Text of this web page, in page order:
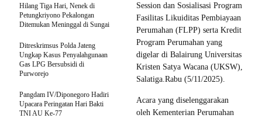
Session dan Sosialisasi Program
Fasilitas Likuiditas Pembiayaan
Perumahan (FLPP) serta Kredit
Program Perumahan yang
digelar di Balairung Universitas
Kristen Satya Wacana (UKSW),
Salatiga.Rabu (5/11/2025).
Acara yang diselenggarakan
oleh Kementerian Perumahan
Hilang Tiga Hari, Nenek di
Petungkriyono Pekalongan
Ditemukan Meninggal di Sungai
Ditreskrimsus Polda Jateng
Ungkap Kasus Penyalahgunaan
Gas LPG Bersubsidi di
Purworejo
Pangdam IV/Diponegoro Hadiri
Upacara Peringatan Hari Bakti
TNI AU Ke-77